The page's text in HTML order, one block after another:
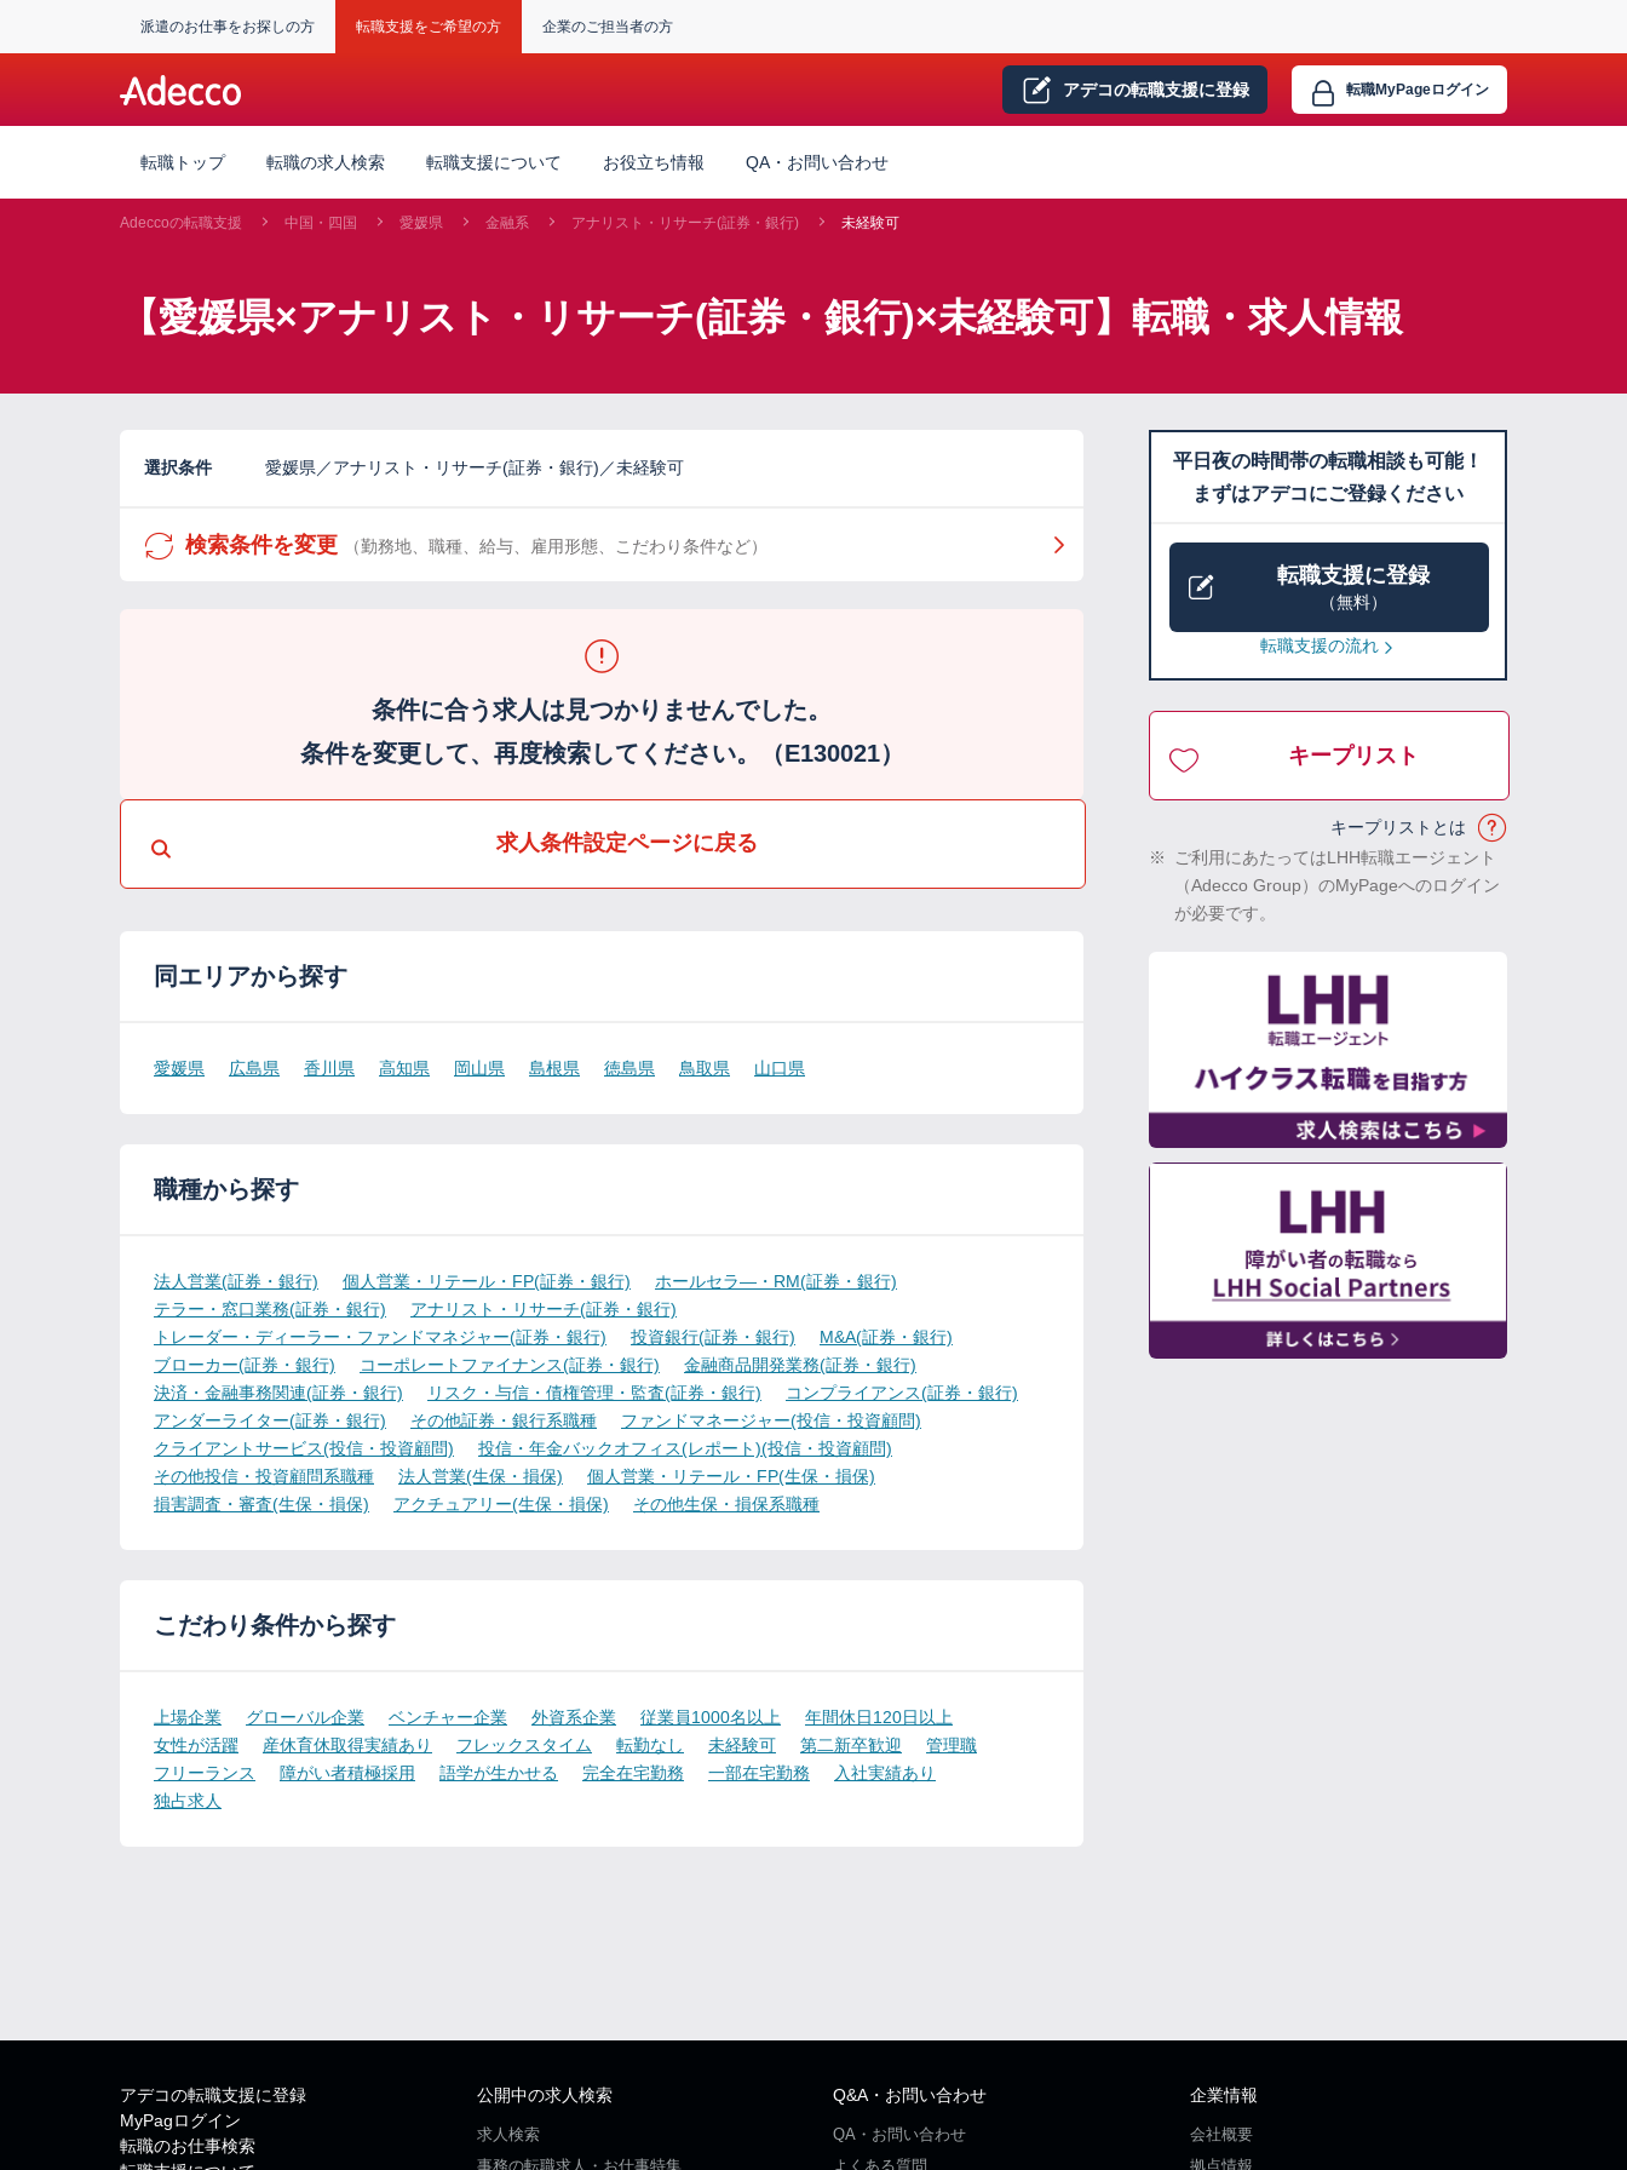
派遣のお仕事をお探しの方 転職支援をご希望の方 企業のご担当者の方
アデコの転職支援に登録 転職MyPageログイン
転職トップ 転職の求人検索 転職支援について お役立ち情報 QA・お問い合わせ
Adeccoの転職支援 中国・四国 愛媛県 金融系 アナリスト・リサーチ(証券・銀行) 未経験可
【愛媛県×アナリスト・リサーチ(証券・銀行)×未経験可】転職・求人情報
選択条件 愛媛県／アナリスト・リサーチ(証券・銀行)／未経験可
検索条件を変更 （勤務地、職種、給与、雇用形態、こだわり条件など）
条件に合う求人は見つかりませんでした。
条件を変更して、再度検索してください。（E130021）
求人条件設定ページに戻る
同エリアから探す
愛媛県 広島県 香川県 高知県 岡山県 島根県 徳島県 鳥取県 山口県
職種から探す
法人営業(証券・銀行) 個人営業・リテール・FP(証券・銀行)
ホールセラ―・RM(証券・銀行)
テラー・窓口業務(証券・銀行)
アナリスト・リサーチ(証券・銀行)
トレーダー・ディーラー・ファンドマネジャー(証券・銀行)
投資銀行(証券・銀行)
M&A(証券・銀行)
ブローカー(証券・銀行)
コーポレートファイナンス(証券・銀行)
金融商品開発業務(証券・銀行)
決済・金融事務関連(証券・銀行)
リスク・与信・債権管理・監査(証券・銀行)
コンプライアンス(証券・銀行)
アンダーライター(証券・銀行)
その他証券・銀行系職種
ファンドマネージャー(投信・投資顧問)
クライアントサービス(投信・投資顧問)
投信・年金バックオフィス(レポート)(投信・投資顧問)
その他投信・投資顧問系職種
法人営業(生保・損保)
個人営業・リテール・FP(生保・損保)
損害調査・審査(生保・損保)
アクチュアリー(生保・損保) その他生保・損保系職種
こだわり条件から探す
上場企業 グローバル企業 ベンチャー企業 外資系企業 従業員1000名以上
年間休日120日以上
女性が活躍
産休育休取得実績あり フレックスタイム 転勤なし 未経験可 第二新卒歓迎
管理職
フリーランス
障がい者積極採用 語学が生かせる 完全在宅勤務 一部在宅勤務
入社実績あり
独占求人
平日夜の時間帯の転職相談も可能！
まずはアデコにご登録ください
転職支援に登録
（無料）
転職支援の流れ
キープリスト
キープリストとは
※
ご利用にあたってはLHH転職エージェント
（Adecco Group）のMyPageへのログイン
が必要です。
アデコの転職支援に登録
MyPagログイン
転職のお仕事検索
公開中の求人検索
求人検索
事務の転職求人・お仕事特集
Q&A・お問い合わせ
QA・お問い合わせ
よくある質問
企業情報
会社概要
拠点情報